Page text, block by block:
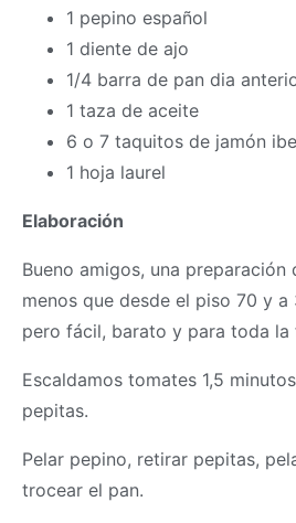
1 pepino español
1 diente de ajo
1/4 barra de pan dia
1 taza de aceite
6 o 7 taquitos de jamón
1 hoja laurel
Elaboración
Bueno amigos, una preparación
menos que desde el piso 70 y
pero fácil, barato y para toda la
Escaldamos tomates 1,5
pepitas.
Pelar pepino, retirar pepitas,
trocear el pan.